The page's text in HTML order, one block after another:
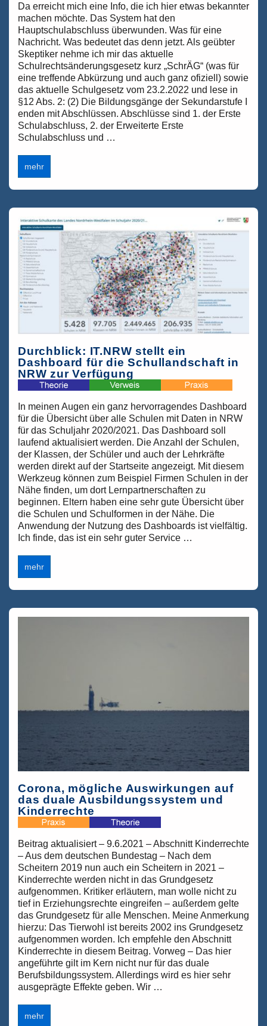
Da erreicht mich eine Info, die ich hier etwas bekannter
machen möchte. Das System hat den
Hauptschulabschluss überwunden. Was für eine
Nachricht. Was bedeutet das denn jetzt. Als geübter
Skeptiker nehme ich mir das aktuelle
Schulrechtsänderungsgesetz kurz „SchrÄG“ (was für
eine treffende Abkürzung und auch ganz ofiziell) sowie
das aktuelle Schulgesetz vom 23.2.2022 und lese in
§12 Abs. 2: (2) Die Bildungsgänge der Sekundarstufe I
enden mit Abschlüssen. Abschlüsse sind 1. der Erste
Schulabschluss, 2. der Erweiterte Erste
Schulabschluss und …
Der
gibt
keinen
Hauptschulabschluss
mehr?
–
Änderung
im
Schulgesetz
NRW
vom
mehr
Durchblick: IT.NRW stellt ein
Dashboard für die Schullandschaft in
NRW zur Verfügung
In meinen Augen ein ganz hervorragendes Dashboard
für die Übersicht über alle Schulen mit Daten in NRW
für das Schuljahr 2020/2021. Das Dashboard soll
laufend aktualisiert werden. Die Anzahl der Schulen,
der Klassen, der Schüler und auch der Lehrkräfte
werden direkt auf der Startseite angezeigt. Mit diesem
Werkzeug können zum Beispiel Firmen Schulen in der
Nähe finden, um dort Lernpartnerschaften zu
beginnen. Eltern haben eine sehr gute Übersicht über
die Schulen und Schulformen in der Nähe. Die
Anwendung der Nutzung des Dashboards ist vielfältig.
Ich finde, das ist ein sehr guter Service …
Durchblick:
mehr
Corona, mögliche Auswirkungen auf
das duale Ausbildungssystem und
Kinderrechte
Beitrag aktualisiert – 9.6.2021 – Abschnitt Kinderrechte
– Aus dem deutschen Bundestag – Nach dem
Scheitern 2019 nun auch ein Scheitern in 2021 –
Kinderrechte werden nicht in das Grundgesetz
aufgenommen. Kritiker erläutern, man wolle nicht zu
tief in Erziehungsrechte eingreifen – außerdem gelte
das Grundgesetz für alle Menschen. Meine Anmerkung
hierzu: Das Tierwohl ist bereits 2002 ins Grundgesetz
aufgenommen worden. Ich empfehle den Abschnitt
Kinderrechte in diesem Beitrag. Vorweg – Das hier
angeführte gilt im Kern nicht nur für das duale
Berufsbildungssystem. Allerdings wird es hier sehr
ausgeprägte Effekte geben. Wir …
Corona,
mehr